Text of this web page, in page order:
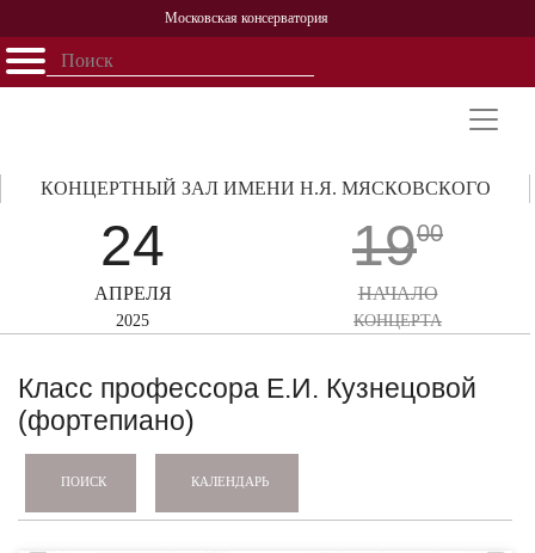
Московская консерватория
Открыть - закрыть
Персоналии
История
24
АПРЕЛЯ
2025
КОНЦЕРТНЫЙ ЗАЛ ИМЕНИ Н.Я. МЯСКОВСКОГО
1900
НАЧАЛО
КОНЦЕРТА
Класс профессора Е.И. Кузнецовой
(фортепиано)
ПОИСК КАЛЕНДАРЬ